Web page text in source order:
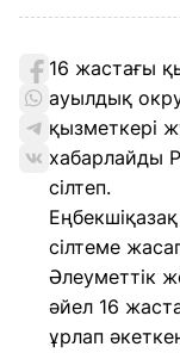
16 жастағы
ауылдық
қызметкері
хабарлайды
сілтеп.
сілтеме
Әлеуметтік
әйел 16
ұрлап